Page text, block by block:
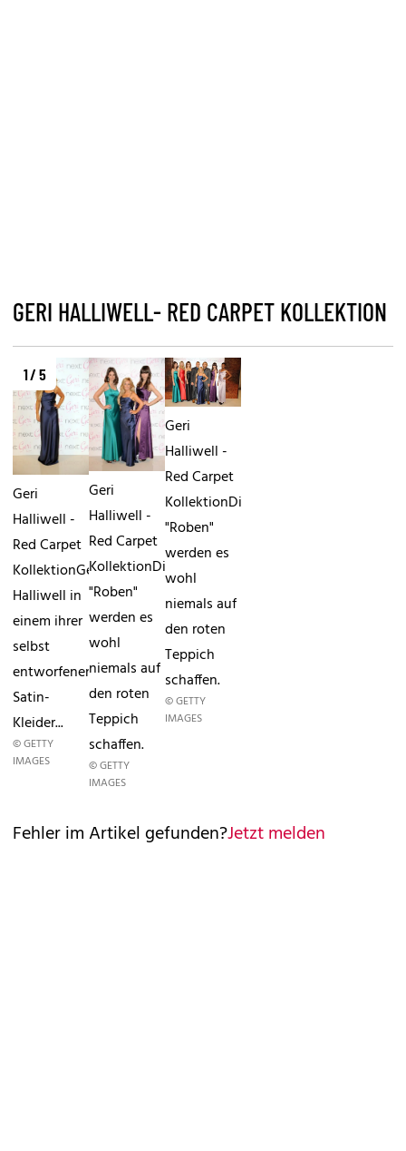
GERI HALLIWELL- RED CARPET KOLLEKTION
1 / 5
Geri
Halliwell -
Red Carpet
KollektionGeri
Halliwell in
einem ihrer
selbst
entworfenen
Satin-
Kleider...
© GETTY
IMAGES
Geri
Halliwell -
Red Carpet
KollektionDiese
"Roben"
werden es
wohl
niemals auf
den roten
Teppich
schaffen.
© GETTY
IMAGES
Geri
Halliwell -
Red Carpet
KollektionDiese
"Roben"
werden es
wohl
niemals auf
den roten
Teppich
schaffen.
© GETTY
IMAGES
Fehler im Artikel gefunden?Jetzt melden